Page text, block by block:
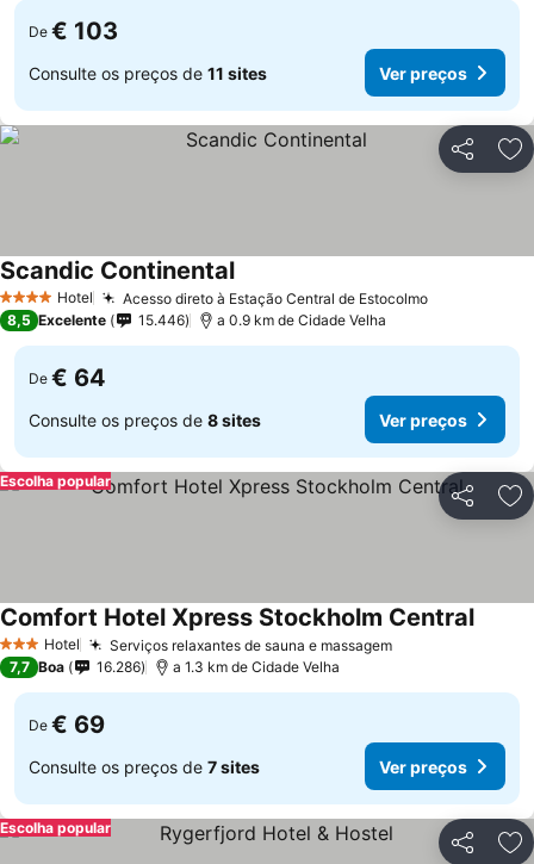
De € 103
Consulte os preços de 11 sites Ver preços
Partilhar
4 EstrelasHotel Acesso direto à Estação Central de Estocolmo
Scandic Continental
8,5 Excelente 15.446 a 0.9 km de Cidade Velha
De € 64
Consulte os preços de 8 sites Ver preços
Partilhar
Escolha popular
3 EstrelasHotel Serviços relaxantes de sauna e massagem
Comfort Hotel Xpress Stockholm Central
7,7 Boa 16.286 a 1.3 km de Cidade Velha
De € 69
Consulte os preços de 7 sites Ver preços
Partilhar
Escolha popular